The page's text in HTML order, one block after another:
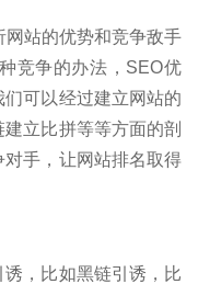
站的优势和竞争敌手
竞争的办法，SEO优
可以经过建立网站的
立比拼等等方面的剖
手，让网站排名取得
，比如黑链引诱，比